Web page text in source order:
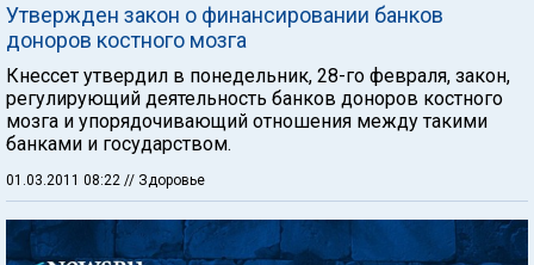
Утвержден закон о финансировании банков
доноров костного мозга
Кнессет утвердил в понедельник, 28-го февраля, закон,
регулирующий деятельность банков доноров костного
мозга и упорядочивающий отношения между такими
банками и государством.
01.03.2011 08:22 // Здоровье